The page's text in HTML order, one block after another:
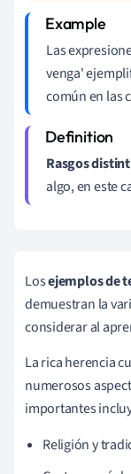
Las
venga'
común en las
Rasgos
algo, en este
Losejemplos de
demuestran la
considerar al
La rica herencia
numerosos
importantes
Religión y